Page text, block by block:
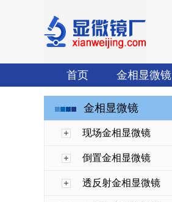
首页 金相显微镜
金相显微镜
现场金相显微镜
倒置金相显微镜
透反射金相显微镜